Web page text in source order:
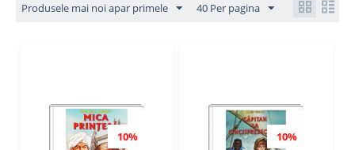
Produsele mai noi apar primele 40 Per pagina
10% 10%